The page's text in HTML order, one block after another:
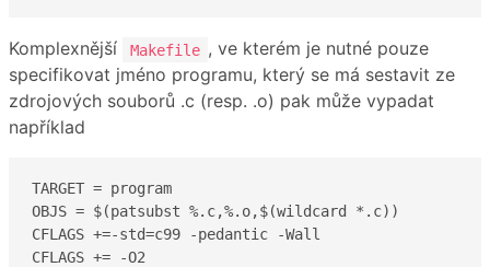
Komplexnější Makefile , ve kterém je nutné pouze
specifikovat jméno programu, který se má sestavit ze
zdrojových souborů .c (resp. .o) pak může vypadat
například
TARGET = program
OBJS = $(patsubst %.c,%.o,$(wildcard *.c))
CFLAGS +=-std=c99 -pedantic -Wall
CFLAGS += -O2